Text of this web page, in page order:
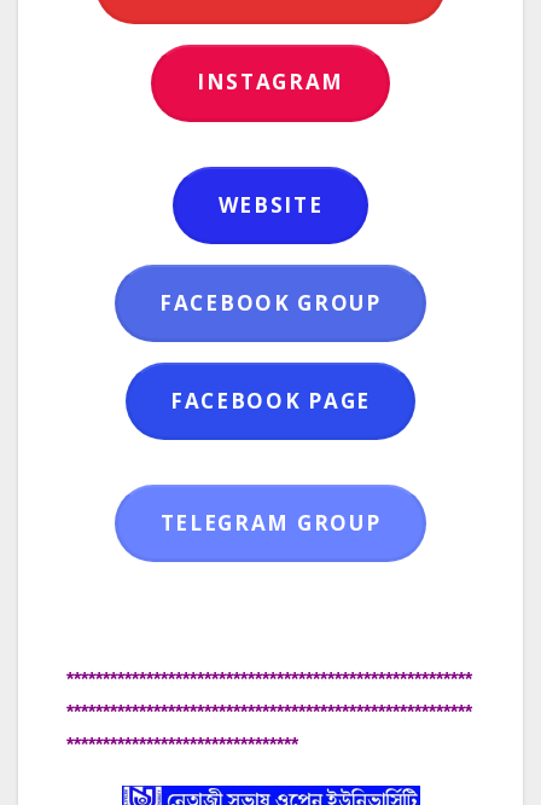
INSTAGRAM
WEBSITE
FACEBOOK GROUP
FACEBOOK PAGE
TELEGRAM GROUP
********************************************************
********************************************************
********************************